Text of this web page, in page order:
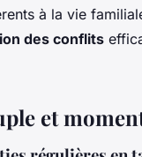
à la vie
des conflits
et